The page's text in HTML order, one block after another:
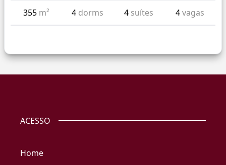
355 m² 4 dorms 4 suítes 4vagas
ACESSO
Home